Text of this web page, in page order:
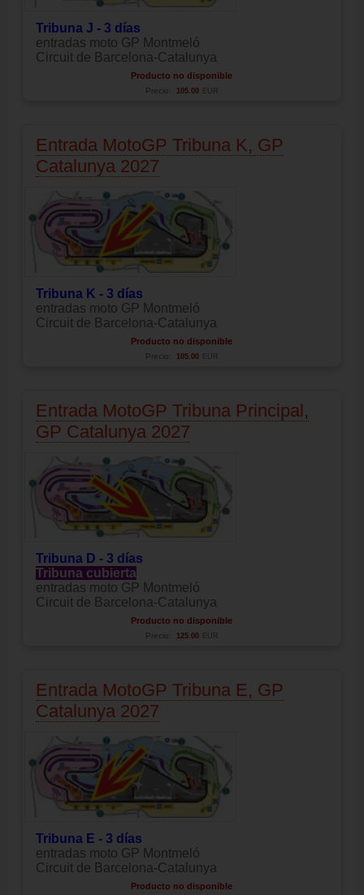
Tribuna J - 3 días
entradas moto GP Montmeló
Circuit de Barcelona-Catalunya
Producto no disponible
Precio: 105.00 EUR
Entrada MotoGP Tribuna K, GP
Catalunya 2027
Tribuna K - 3 días
entradas moto GP Montmeló
Circuit de Barcelona-Catalunya
Producto no disponible
Precio: 105.00 EUR
Entrada MotoGP Tribuna Principal,
GP Catalunya 2027
Tribuna D - 3 días
Tribuna cubierta
entradas moto GP Montmeló
Circuit de Barcelona-Catalunya
Producto no disponible
Precio: 125.00 EUR
Entrada MotoGP Tribuna E, GP
Catalunya 2027
Tribuna E - 3 días
entradas moto GP Montmeló
Circuit de Barcelona-Catalunya
Producto no disponible